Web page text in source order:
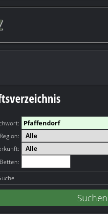
:
Region:
Betten: